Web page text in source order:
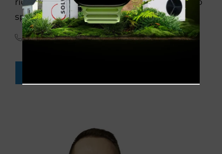
sparen Sie Zeit und Geld.
(0 71 61) 9 84 85-0